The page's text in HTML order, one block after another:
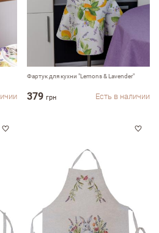
Фартук для кухни "Lemons & Lavender"
379 грн Есть в наличии